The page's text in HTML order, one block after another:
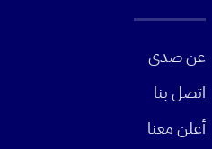
عن صدى
اتصل بنا
أعلن معنا